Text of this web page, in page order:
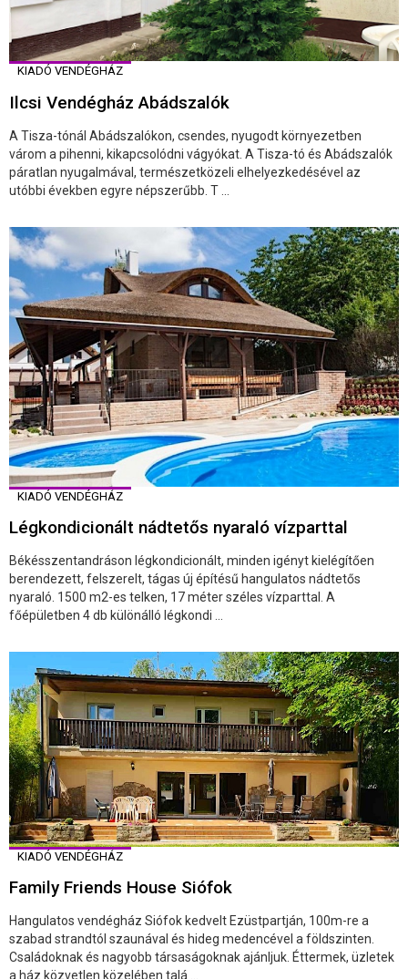
KIADÓ VENDÉGHÁZ
Ilcsi Vendégház Abádszalók
A Tisza-tónál Abádszalókon, csendes, nyugodt környezetben
várom a pihenni, kikapcsolódni vágyókat. A Tisza-tó és Abádszalók
páratlan nyugalmával, természetközeli elhelyezkedésével az
utóbbi években egyre népszerűbb. T ...
KIADÓ VENDÉGHÁZ
Légkondicionált nádtetős nyaraló vízparttal
Békésszentandráson légkondicionált, minden igényt kielégítően
berendezett, felszerelt, tágas új építésű hangulatos nádtetős
nyaraló. 1500 m2-es telken, 17 méter széles vízparttal. A
főépületben 4 db különálló légkondi ...
KIADÓ VENDÉGHÁZ
Family Friends House Siófok
Hangulatos vendégház Siófok kedvelt Ezüstpartján, 100m-re a
szabad strandtól szaunával és hideg medencével a földszinten.
Családoknak és nagyobb társaságoknak ajánljuk. Éttermek, üzletek
a ház közvetlen közelében talá ...